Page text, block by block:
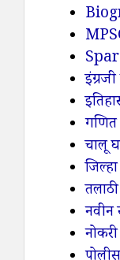
गणित
चालू
नवीन